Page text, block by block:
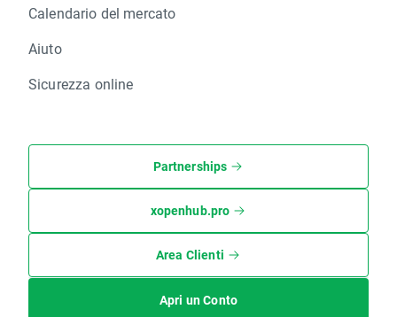
Calendario del mercato
Aiuto
Sicurezza online
Partnerships
xopenhub.pro
Area Clienti
Apri un Conto